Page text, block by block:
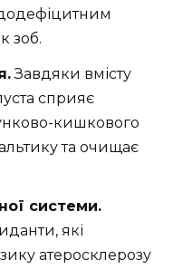
зоб.
Завдяки вмісту
сприяє
кишкового
та очищає
системи.
які
атеросклерозу